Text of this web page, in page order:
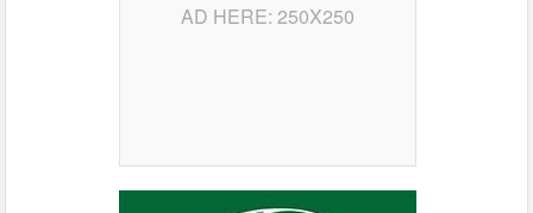
AD HERE: 250X250